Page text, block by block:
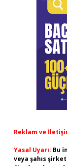
Reklam ve
Yasal Uyarı: Bu
veya şahıs